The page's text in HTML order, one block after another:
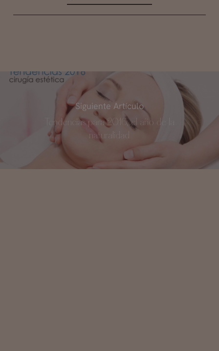
Siguiente Artículo
Tendencias para 2016, el año de la
naturalidad